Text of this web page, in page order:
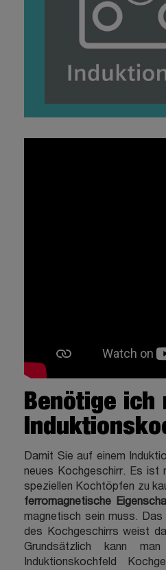
Benötige
Damit Sie auf einem
neues Kochgeschirr. Es ist
speziellen Kochtöpfen zu
ferromagnetische
magnetisch sein muss. Das
des Kochgeschirrs weist
Grundsätzlich kann
Induktionskochfeld